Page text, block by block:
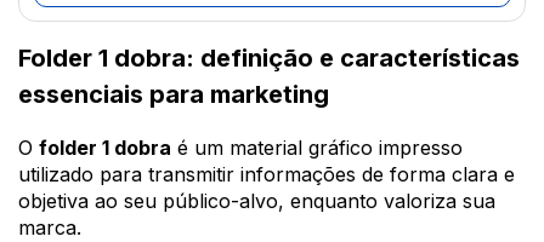
Folder 1 dobra: definição e características
essenciais para marketing
O folder 1 dobra é um material gráfico impresso
utilizado para transmitir informações de forma clara e
objetiva ao seu público-alvo, enquanto valoriza sua
marca.